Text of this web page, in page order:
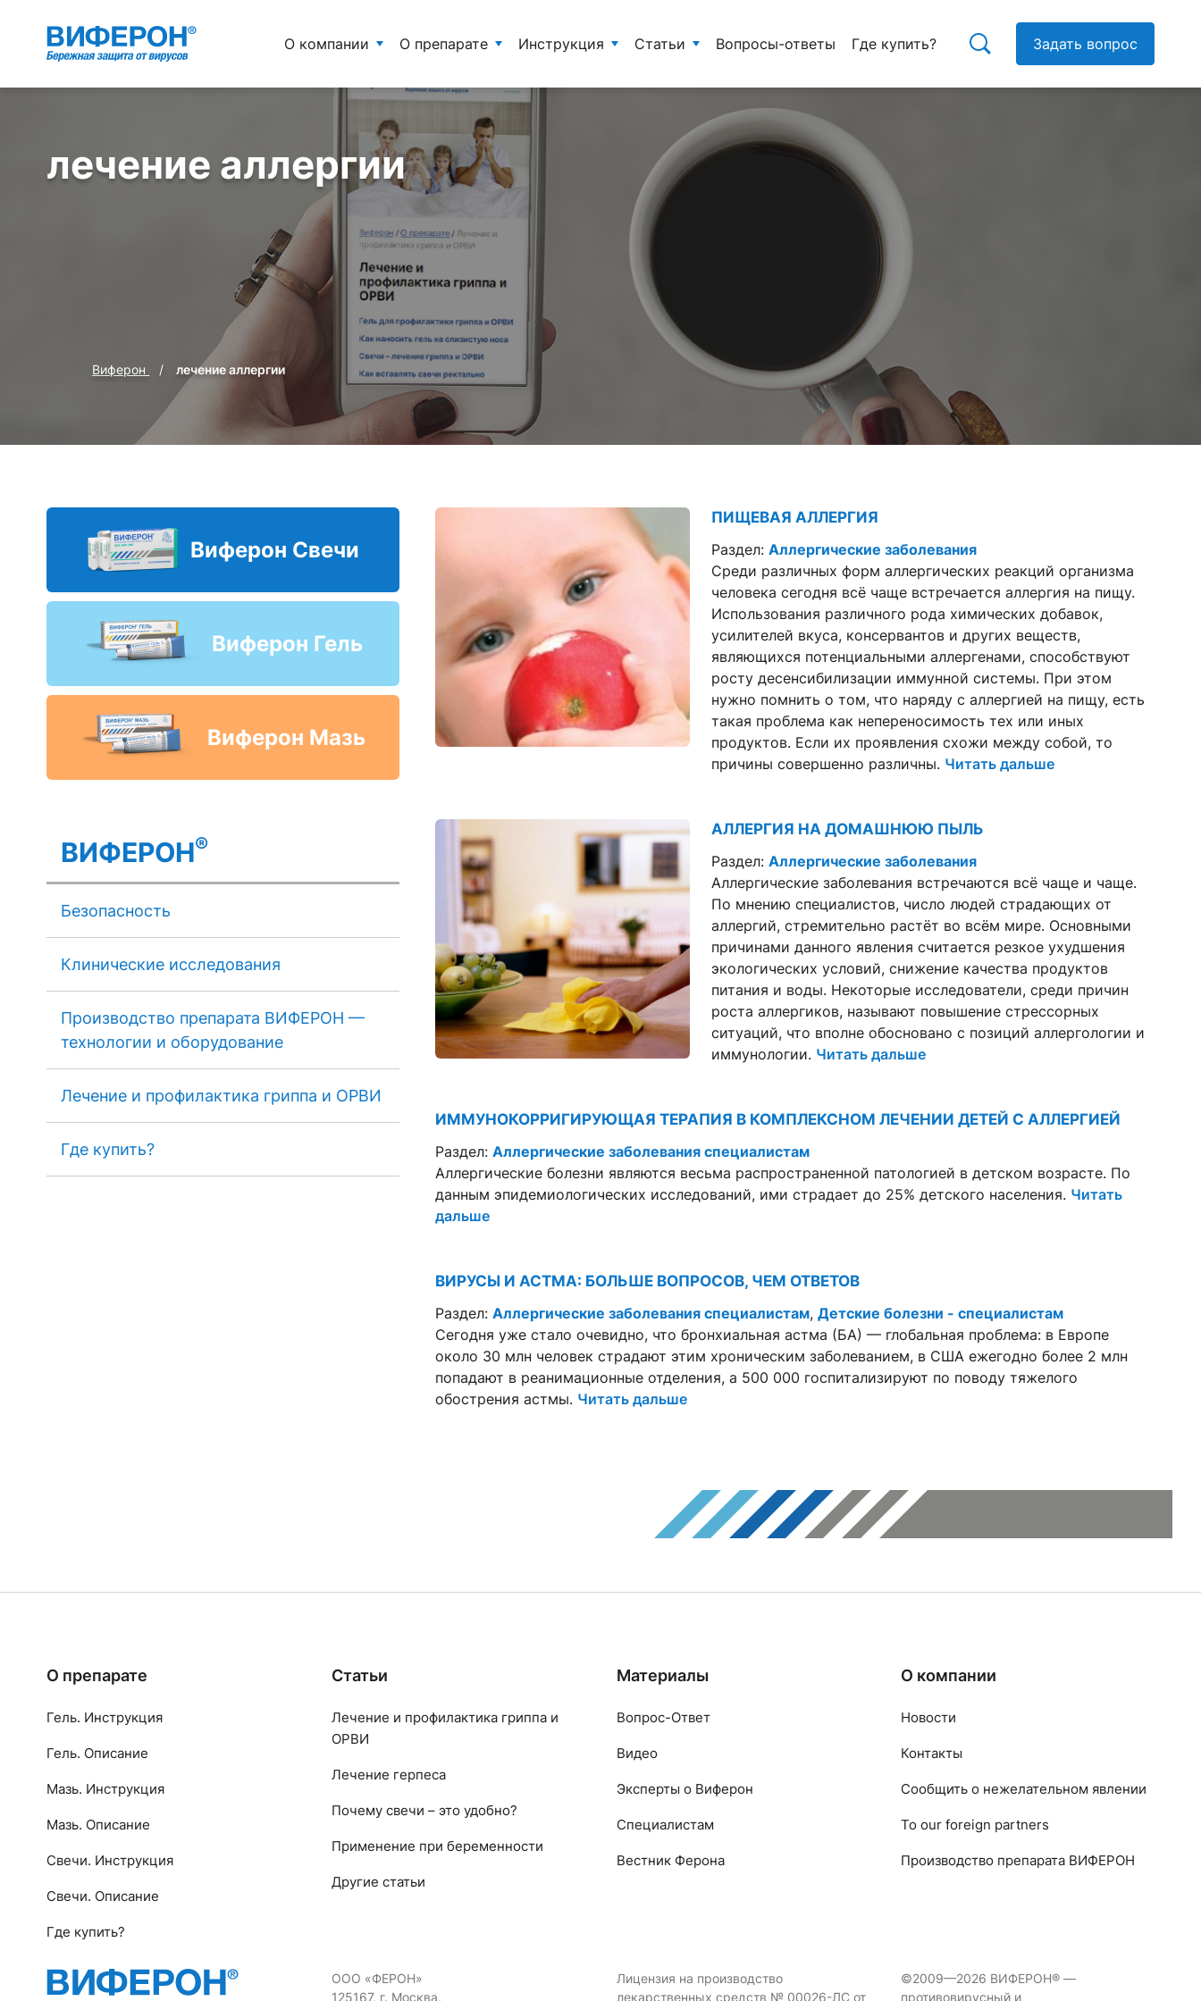
О компании О препарате Инструкция Статьи Вопросы-ответы Где купить? Задать вопрос
лечение аллергии
Виферон лечение аллергии
Виферон Свечи
Виферон Гель
Виферон Мазь
ВИФЕРОН®
Безопасность
Клинические исследования
Производство препарата ВИФЕРОН —
технологии и оборудование
Лечение и профилактика гриппа и ОРВИ
Где купить?
ПИЩЕВАЯ АЛЛЕРГИЯ
Раздел: Аллергические заболевания
Среди различных форм аллергических реакций организма
человека сегодня всё чаще встречается аллергия на пищу.
Использования различного рода химических добавок,
усилителей вкуса, консервантов и других веществ,
являющихся потенциальными аллергенами, способствуют
росту десенсибилизации иммунной системы. При этом
нужно помнить о том, что наряду с аллергией на пищу, есть
такая проблема как непереносимость тех или иных
продуктов. Если их проявления схожи между собой, то
причины совершенно различны. Читать дальше
АЛЛЕРГИЯ НА ДОМАШНЮЮ ПЫЛЬ
Раздел: Аллергические заболевания
Аллергические заболевания встречаются всё чаще и чаще.
По мнению специалистов, число людей страдающих от
аллергий, стремительно растёт во всём мире. Основными
причинами данного явления считается резкое ухудшения
экологических условий, снижение качества продуктов
питания и воды. Некоторые исследователи, среди причин
роста аллергиков, называют повышение стрессорных
ситуаций, что вполне обосновано с позиций аллергологии и
иммунологии. Читать дальше
ИММУНОКОРРИГИРУЮЩАЯ ТЕРАПИЯ В КОМПЛЕКСНОМ ЛЕЧЕНИИ ДЕТЕЙ С АЛЛЕРГИЕЙ
Раздел: Аллергические заболевания специалистам
Аллергические болезни являются весьма распространенной патологией в детском возрасте. По
данным эпидемиологических исследований, ими страдает до 25% детского населения. Читать
дальше
ВИРУСЫ И АСТМА: БОЛЬШЕ ВОПРОСОВ, ЧЕМ ОТВЕТОВ
Раздел: Аллергические заболевания специалистам, Детские болезни - специалистам
Сегодня уже стало очевидно, что бронхиальная астма (БА) — глобальная проблема: в Европе
около 30 млн человек страдают этим хроническим заболеванием, в США ежегодно более 2 млн
попадают в реанимационные отделения, а 500 000 госпитализируют по поводу тяжелого
обострения астмы. Читать дальше
О препарате
Гель. Инструкция
Гель. Описание
Мазь. Инструкция
Мазь. Описание
Свечи. Инструкция
Свечи. Описание
Где купить?
Статьи
Лечение и профилактика гриппа и
ОРВИ
Лечение герпеса
Почему свечи – это удобно?
Применение при беременности
Другие статьи
Материалы
Вопрос-Ответ
Видео
Эксперты о Виферон
Специалистам
Вестник Ферона
О компании
Новости
Контакты
Сообщить о нежелательном явлении
To our foreign partners
Производство препарата ВИФЕРОН
ООО «ФЕРОН»
125167, г. Москва,
Лицензия на производство
лекарственных средств № 00026-ЛС от
©2009—2026 ВИФЕРОН® —
противовирусный и